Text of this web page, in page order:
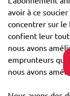
avoir à ce
concentrer sur le
confient leur
nous avons
emprunteurs qui
nous avons